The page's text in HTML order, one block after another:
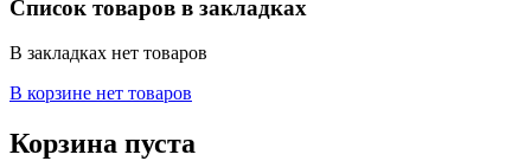
Список товаров в закладках
В закладках нет товаров
В корзине нет товаров
Корзина пуста